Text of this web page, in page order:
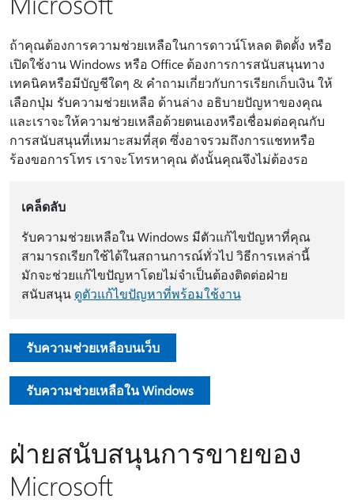
ถ้าคุณต้องการความช่วยเหลือในการดาวน์โหลด ติดตั้ง หรือ
เปิดใช้งาน Windows หรือ Office ต้องการการสนับสนุนทาง
เทคนิคหรือมีบัญชีใดๆ & คําถามเกี่ยวกับการเรียกเก็บเงิน ให้
เลือกปุ่ม รับความช่วยเหลือ ด้านล่าง อธิบายปัญหาของคุณ
และเราจะให้ความช่วยเหลือด้วยตนเองหรือเชื่อมต่อคุณกับ
การสนับสนุนที่เหมาะสมที่สุด ซึ่งอาจรวมถึงการแชทหรือ
ร้องขอการโทร เราจะโทรหาคุณ ดังนั้นคุณจึงไม่ต้องรอ
เคล็ดลับ
รับความช่วยเหลือใน Windows มีตัวแก้ไขปัญหาที่คุณ
สามารถเรียกใช้ได้ในสถานการณ์ทั่วไป วิธีการเหล่านี้
มักจะช่วยแก้ไขปัญหาโดยไม่จําเป็นต้องติดต่อฝ่าย
สนับสนุน ดูตัวแก้ไขปัญหาที่พร้อมใช้งาน
รับความช่วยเหลือบนเว็บ
รับความช่วยเหลือใน Windows
ฝ่ายสนับสนุนการขายของ
Microsoft